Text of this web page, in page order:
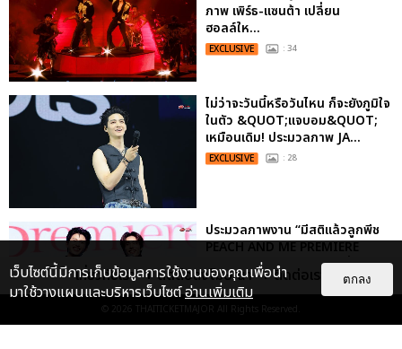
ภาพ เพิร์ธ-แซนต้า เปลี่ยน
ฮอลล์ให...
EXCLUSIVE : 34
ไม่ว่าจะวันนี้หรือวันไหน ก็จะยังภูมิใจ
ในตัว &QUOT;แจบอม&QUOT;
เหมือนเดิม! ประมวลภาพ JA...
EXCLUSIVE : 28
ประมวลภาพงาน “มีสติแล้วลูกพีช
PEACH AND ME PREMIERE
NIGHT” ปอนด์-ภูวินทร์ คลั่งรัก
หวา...
EXCLUSIVE
เกี่ยวกับเรา ติดต่อลงโฆษณา ติดต่อเรา
© 2026 THAITICKETMAJOR All Rights Reserved.
เว็บไซต์นี้มีการเก็บข้อมูลการใช้งานของคุณเพื่อนำ
มาใช้วางแผนและบริหารเว็บไซต์อ่านเพิ่มเติม
ตกลง